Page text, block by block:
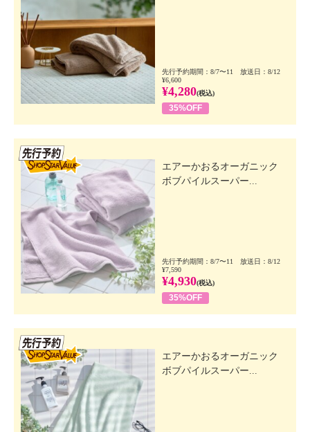
先行予約期間：8/7〜11 放送日：8/12
¥6,600
¥4,280(税込)
35%OFF
エアーかおるオーガニック
ボブパイルスーパー...
先行予約期間：8/7〜11 放送日：8/12
¥7,590
¥4,930(税込)
35%OFF
エアーかおるオーガニック
ボブパイルスーパー...